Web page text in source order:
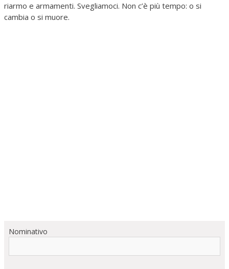
riarmo e armamenti. Svegliamoci. Non c’è più tempo: o si
cambia o si muore.
Nominativo